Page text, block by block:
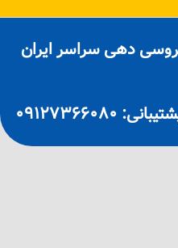
دهی سراسر ایران
۰۹۱۲۷۳۶۶۰۸۰